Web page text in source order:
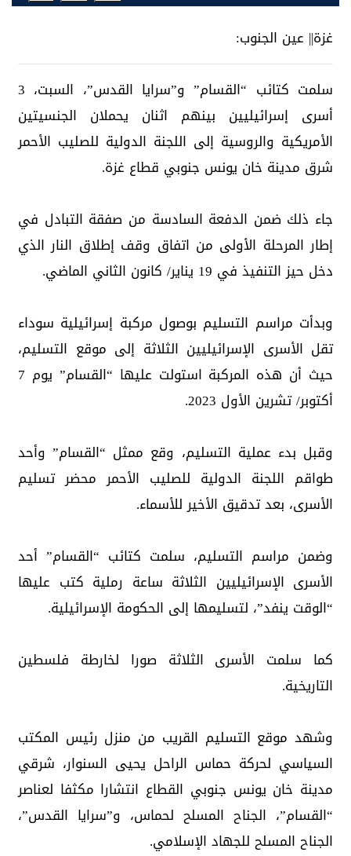
غزة|| عين الجنوب:
سلمت كتائب “القسام” و”سرايا القدس”، السبت، 3
أسرى إسرائيليين بينهم اثنان يحملان الجنسيتين
الأمريكية والروسية إلى اللجنة الدولية للصليب الأحمر
شرق مدينة خان يونس جنوبي قطاع غزة.
جاء ذلك ضمن الدفعة السادسة من صفقة التبادل في
إطار المرحلة الأولى من اتفاق وقف إطلاق النار الذي
دخل حيز التنفيذ في 19 يناير/ كانون الثاني الماضي.
وبدأت مراسم التسليم بوصول مركبة إسرائيلية سوداء
تقل الأسرى الإسرائيليين الثلاثة إلى موقع التسليم،
حيث أن هذه المركبة استولت عليها “القسام” يوم 7
أكتوبر/ تشرين الأول 2023.
وقبل بدء عملية التسليم، وقع ممثل “القسام” وأحد
طواقم اللجنة الدولية للصليب الأحمر محضر تسليم
الأسرى، بعد تدقيق الأخير للأسماء.
وضمن مراسم التسليم، سلمت كتائب “القسام” أحد
الأسرى الإسرائيليين الثلاثة ساعة رملية كتب عليها
“الوقت ينفد”، لتسليمها إلى الحكومة الإسرائيلية.
كما سلمت الأسرى الثلاثة صورا لخارطة فلسطين
التاريخية.
وشهد موقع التسليم القريب من منزل رئيس المكتب
السياسي لحركة حماس الراحل يحيى السنوار، شرقي
مدينة خان يونس جنوبي القطاع انتشارا مكثفا لعناصر
“القسام”، الجناح المسلح لحماس، و”سرايا القدس”،
الجناح المسلح للجهاد الإسلامي.